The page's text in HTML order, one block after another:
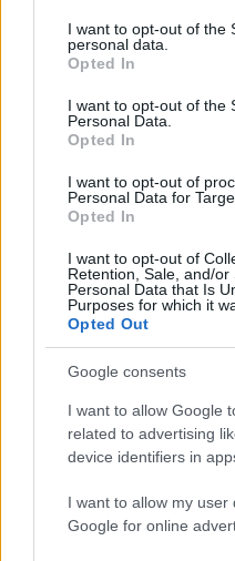
not limited to your visit or
grant or deny consent to
use your data for below
consent section.
I want to opt-out of the
personal data.
Opted In
I want to opt-out of the
Personal Data.
Opted In
I want to opt-out of
Personal Data for
Opted In
I want to opt-out of
Retention, Sale, and/or
Personal Data that Is
Purposes for which it
Opted Out
Google consents
I want to allow Google
related to advertising
device identifiers in
I want to allow my user
Google for online